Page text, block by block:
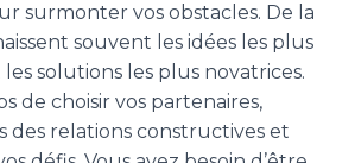
surmonter vos obstacles. De la
souvent les idées les plus
solutions les plus novatrices.
de choisir vos partenaires,
des relations constructives et